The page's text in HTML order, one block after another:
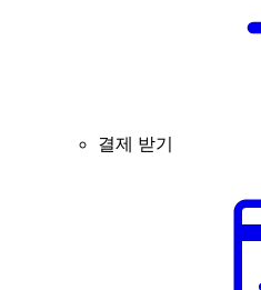
결제 받기